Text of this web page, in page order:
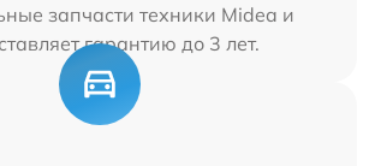
запчасти техники Midea и
гарантию до 3 лет.